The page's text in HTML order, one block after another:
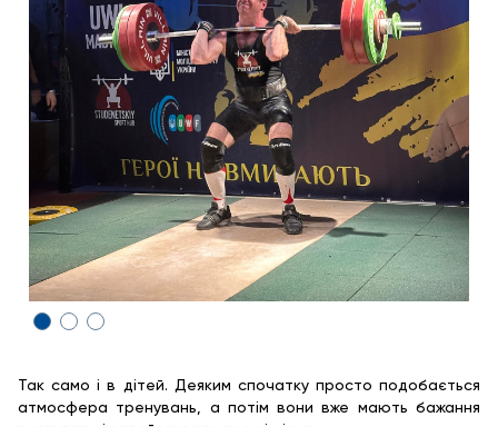
Так само і в дітей. Деяким спочатку просто подобається
атмосфера тренувань, а потім вони вже мають бажання